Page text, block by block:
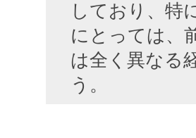
しており、特
にとっては、
は全く異なる
う。